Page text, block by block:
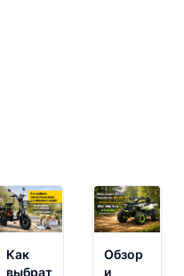
Как
выбрать
Обзор
и